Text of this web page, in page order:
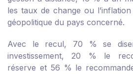
les taux de change ou
géopolitique du pays concerné.
Avec le recul, 70 % se
investissement, 20 % le
réserve et 56 % le